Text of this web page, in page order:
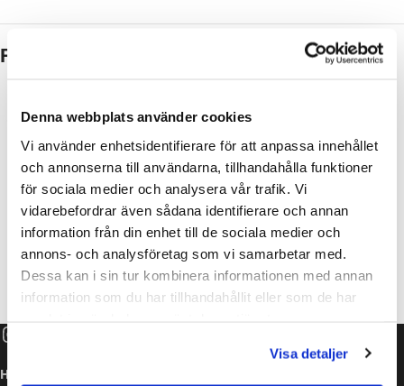
Denna webbplats använder cookies
Vi använder enhetsidentifierare för att anpassa innehållet
och annonserna till användarna, tillhandahålla funktioner
för sociala medier och analysera vår trafik. Vi
vidarebefordrar även sådana identifierare och annan
information från din enhet till de sociala medier och
annons- och analysföretag som vi samarbetar med.
Dessa kan i sin tur kombinera informationen med annan
information som du har tillhandahållit eller som de har
Visa detaljer
Relaterade produkter
Läs mer
gaveltopp
Byggställningar
-7%
HANA Villapaket 350m2 med
aluminiumtrappor
Byggställningar,Kompletta
villapaket
Huvudlager & Depå: